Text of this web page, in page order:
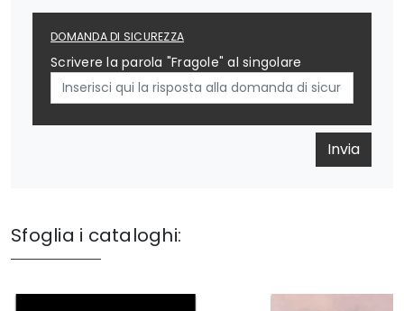
DOMANDA DI SICUREZZA
Scrivere la parola "Fragole" al singolare
Invia
Sfoglia i cataloghi: